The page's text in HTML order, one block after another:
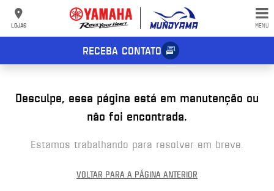
LOJAS MENU
RECEBA CONTATO
Desculpe, essa página está em manutenção ou
não foi encontrada.
Estamos trabalhando para resolver em breve.
VOLTAR PARA A PÁGINA ANTERIOR